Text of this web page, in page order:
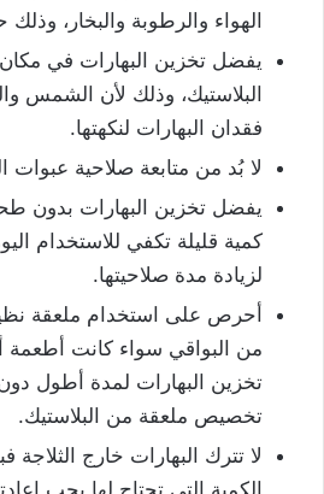
الهواء والرطوبة والبخار،
يفضل تخزين البهارات في
البلاستيك، وذلك لأن الشمس
فقدان البهارات لنكهتها.
لا بُد من متابعة صلاحية عبوات
يفضل تخزين البهارات بدون
كمية قليلة تكفي للاستخدام
لزيادة مدة صلاحيتها.
أحرص على استخدام ملعقة
من البواقي سواء كانت أطعمة
تخزين البهارات لمدة أطول
تخصيص ملعقة من البلاستيك.
لا تترك البهارات خارج
الكمية التي تحتاج لها يجب